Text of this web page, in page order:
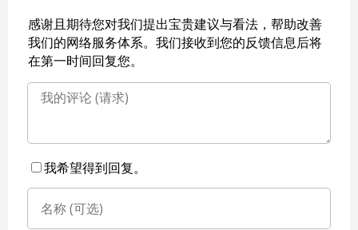
感谢且期待您对我们提出宝贵建议与看法，帮助改善
我们的网络服务体系。我们接收到您的反馈信息后将
在第一时间回复您。
我希望得到回复。